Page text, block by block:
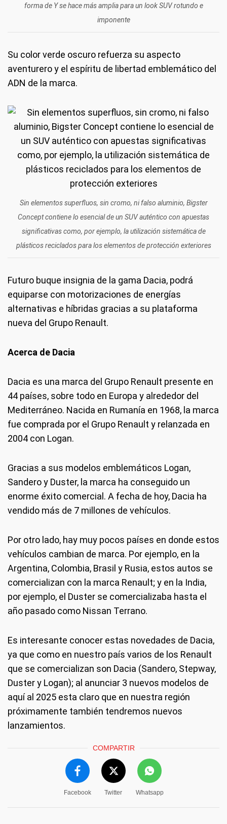
forma de Y se hace más amplia para un look SUV rotundo e
imponente
Su color verde oscuro refuerza su aspecto
aventurero y el espíritu de libertad emblemático del
ADN de la marca.
Sin elementos superfluos, sin cromo, ni falso aluminio, Bigster
Concept contiene lo esencial de un SUV auténtico con apuestas
significativas como, por ejemplo, la utilización sistemática de
plásticos reciclados para los elementos de protección exteriores
Futuro buque insignia de la gama Dacia, podrá
equiparse con motorizaciones de energías
alternativas e híbridas gracias a su plataforma
nueva del Grupo Renault.
Acerca de Dacia
Dacia es una marca del Grupo Renault presente en
44 países, sobre todo en Europa y alrededor del
Mediterráneo. Nacida en Rumanía en 1968, la marca
fue comprada por el Grupo Renault y relanzada en
2004 con Logan.
Gracias a sus modelos emblemáticos Logan,
Sandero y Duster, la marca ha conseguido un
enorme éxito comercial. A fecha de hoy, Dacia ha
vendido más de 7 millones de vehículos.
Por otro lado, hay muy pocos países en donde estos
vehículos cambian de marca. Por ejemplo, en la
Argentina, Colombia, Brasil y Rusia, estos autos se
comercializan con la marca Renault; y en la India,
por ejemplo, el Duster se comercializaba hasta el
año pasado como Nissan Terrano.
Es interesante conocer estas novedades de Dacia,
ya que como en nuestro país varios de los Renault
que se comercializan son Dacia (Sandero, Stepway,
Duster y Logan); al anunciar 3 nuevos modelos de
aquí al 2025 esta claro que en nuestra región
próximamente también tendremos nuevos
lanzamientos.
COMPARTIR
Facebook Twitter Whatsapp